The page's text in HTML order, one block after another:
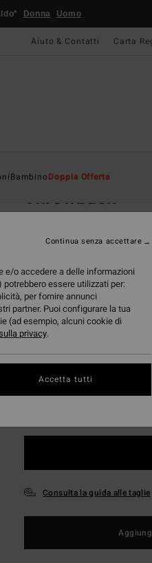
Donna Uomo
Aiuto & Contatti Carta
BambinoDoppia Offerta
Throwback
Cappellino Strapback
32,95 €
17,30 €
OFFERTE
DOPPIA OFFERTA 25%
Colori
Consulta la guida alle taglie
e/o accedere a delle informazioni
essere utilizzati per:
per fornire annunci
partner. Puoi configurare la tua
(ad esempio, alcuni cookie di
privacy.
Continua senza accettare
Accetta tutti